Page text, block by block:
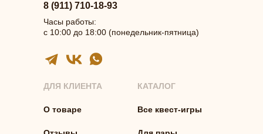
КАТАЛОГ
ДЛЯ КЛИЕНТА
Все квест-игры
О товаре
8 (911) 710-18-93
Часы работы:
с 10:00 до 18:00 (понедельник-пятница)